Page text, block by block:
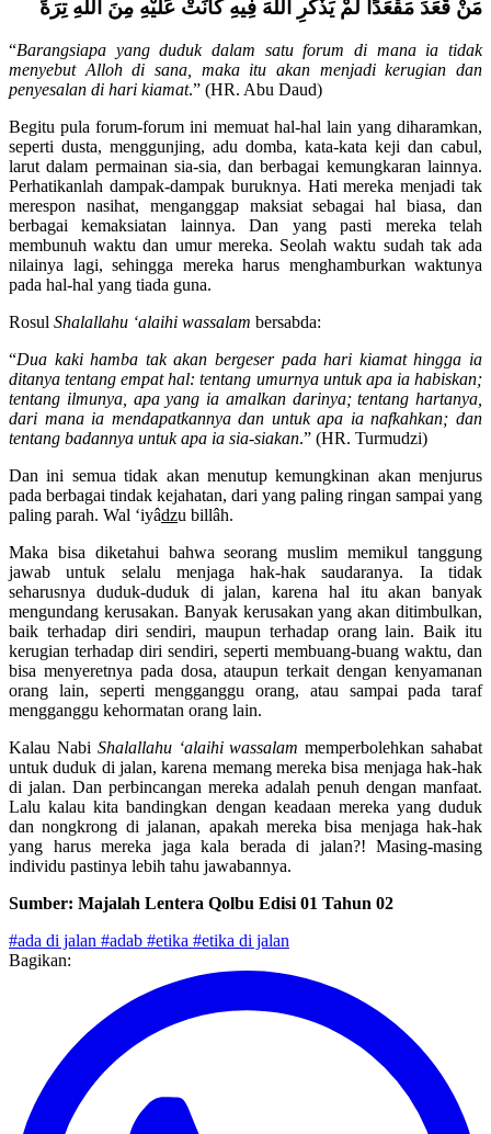
مَنْ لَمْ يَذْكُرِ اللَّهَ فِيهِ كَانَتْ عَلَيْهِ مِنَ اللَّهِ تِرَة
“Barangsiapa yang duduk dalam satu forum di mana ia tidak
menyebut Alloh di sana, maka itu akan menjadi kerugian dan
Begitu pula forum-forum ini memuat hal-hal lain yang diharamkan,
seperti dusta, menggunjing, adu domba, kata-kata keji dan cabul,
larut dalam permainan sia-sia, dan berbagai kemungkaran lainnya.
Perhatikanlah dampak-dampak buruknya. Hati mereka menjadi tak
merespon nasihat, menganggap maksiat sebagai hal biasa, dan
berbagai kemaksiatan lainnya. Dan yang pasti mereka telah
membunuh waktu dan umur mereka. Seolah waktu sudah tak ada
nilainya lagi, sehingga mereka harus menghamburkan waktunya
“Dua kaki hamba tak akan bergeser pada hari kiamat hingga ia
ditanya tentang empat hal: tentang umurnya untuk apa ia habiskan;
tentang ilmunya, apa yang ia amalkan darinya; tentang hartanya,
dari mana ia mendapatkannya dan untuk apa ia nafkahkan; dan
Dan ini semua tidak akan menutup kemungkinan akan menjurus
pada berbagai tindak kejahatan, dari yang paling ringan sampai yang
Maka bisa diketahui bahwa seorang muslim memikul tanggung
jawab untuk selalu menjaga hak-hak saudaranya. Ia tidak
seharusnya duduk-duduk di jalan, karena hal itu akan banyak
mengundang kerusakan. Banyak kerusakan yang akan ditimbulkan,
baik terhadap diri sendiri, maupun terhadap orang lain. Baik itu
kerugian terhadap diri sendiri, seperti membuang-buang waktu, dan
bisa menyeretnya pada dosa, ataupun terkait dengan kenyamanan
orang lain, seperti mengganggu orang, atau sampai pada taraf
Kalau Nabi Shalallahu ‘alaihi wassalammemperbolehkan sahabat
untuk duduk di jalan, karena memang mereka bisa menjaga hak-hak
di jalan. Dan perbincangan mereka adalah penuh dengan manfaat.
Lalu kalau kita bandingkan dengan keadaan mereka yang duduk
dan nongkrong di jalanan, apakah mereka bisa menjaga hak-hak
yang harus mereka jaga kala berada di jalan?! Masing-masing
#ada di jalan